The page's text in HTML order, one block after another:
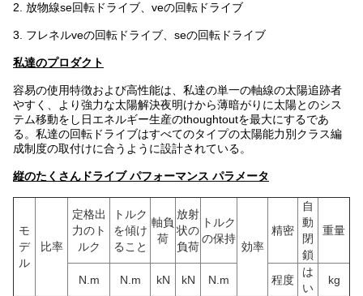
2. 放物線se回転ドライブ、veの回転ドライブ
3. フレネルveの回転ドライブ、seの回転ドライブ
私達のプロダクト
容易の使用特徴および高性能は、私達の単一の軸線の太陽追跡者
やすく、より強力な太陽解決夜明けから薄暗がりに太陽とのシス
テム移動をし日エネルギー生産のthoughtoutを最大にするであ
る。私達の回転ドライブはすべてのタイプの太陽能力別クラス編
成制度の取付けに合うように設計されている。
縦のたくさんドライブ パフォーマンス パラメータ
モ
デ
ル
比率
定格出
力のト
ルク
トルク
を傾け
ること
軸負
荷
放射
状の
負荷
トルク
の保持
効率
精密
自
動
閉
鎖
重量
N.m N.m kN kN N.m 程度
は
い
kg